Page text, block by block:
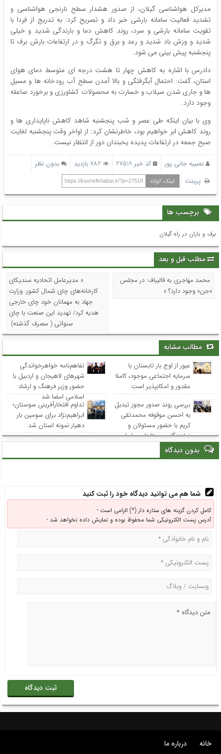
مدیرکل هواشناسی گیلان، از صدور هشدار سطح نارنجی هواشناسی و
تشدید فعالیت سامانه بارشی خبر داد و تصریح کرد: به تدریج از فردا با
تقویت سامانه بارشی و سرد، روند کاهش دما و بارندگی شدید و خیلی
شدید و وزش باد شدید و رعد و برق و تگرگ و در ارتفاعات بارش برف تا
پنجشنبه پیش بینی می شود.
دادرس با اشاره به کاهش چهار تا هشت درجه ای متوسط دمای هوای
استان، گفت: احتمال آبگرفتگی و بالا آمدن سطح آب رودخانه ها و مسیل
ها و جاری شدن سیلاب و خسارت به محصولات کشاورزی و برخورد صاعقه
وجود دارد.
وی با بیان اینکه طی عصر و شب پنجشنبه شاهد کاهش ناپایداری ها و
روند کاهش ابر خواهیم بود، خاطرنشان کرد: از اواخر وقت پنجشنبه لغایت
صبح جمعه در ارتفاعات پدیده یخبندان دور از انتظار نیست.
نصیبه جانی پور کد خبر 27519 782 بازدید
بدون نظر
پرینت
لینک کوتاه https://kashefkhabar.ir/?p=27519
برچسب ها
برف و باران در راه گیلان
مطلب قبل و بعد
محمد مهاجری به قالیباف: در مجلس
«جن» وجود دارد؟ »
« مدیرعامل اتحادیه سندیکای
کارخانه‌های چای شمال کشور: وزارت
جهاد به مهمانان خود چای خارجی
هدیه کرد/ تهدید این صنعت با چای
سنواتی ( مصرف گذشته)
مطالب مشابه
عبور از اوج بار تابستان با
سرمایه اجتماعی موجود، کاملا
مقدور و امکانپذیر است
تفاهم‌نامه خواهرخواندگی
شهرهای لاهیجان و اردبیل با
حضور وزیر فرهنگ و ارشاد
اسلامی امضا شد
بررسی روند صدور مجوز تبدیل
به احسن موقوفه محمدتقی
کریم با حضور مسئولان و
نمایندگان روستاهای ساحلی
تداوم افتخارآفرینی سوستان؛
ابراهیم‌نژاد برای سومین بار
دهیار نمونه استان شد
بدون دیدگاه
شما هم می توانید دیدگاه خود را ثبت کنید
کامل کردن گزینه های ستاره دار (*) الزامی است -
آدرس پست الکترونیکی شما محفوظ بوده و نمایش داده نخواهد شد -
خانه درباره ما